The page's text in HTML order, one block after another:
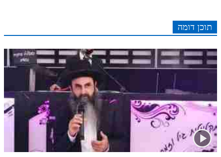
p
k
s
n
k
c
o
m
תוכן דומה